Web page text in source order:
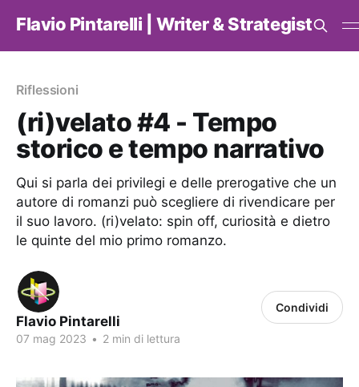
Flavio Pintarelli | Writer & Strategist
Riflessioni
(ri)velato #4 - Tempo
storico e tempo narrativo
Qui si parla dei privilegi e delle prerogative che un
autore di romanzi può scegliere di rivendicare per
il suo lavoro. (ri)velato: spin off, curiosità e dietro
le quinte del mio primo romanzo.
Flavio Pintarelli
07 mag 2023 • 2 min di lettura
Condividi